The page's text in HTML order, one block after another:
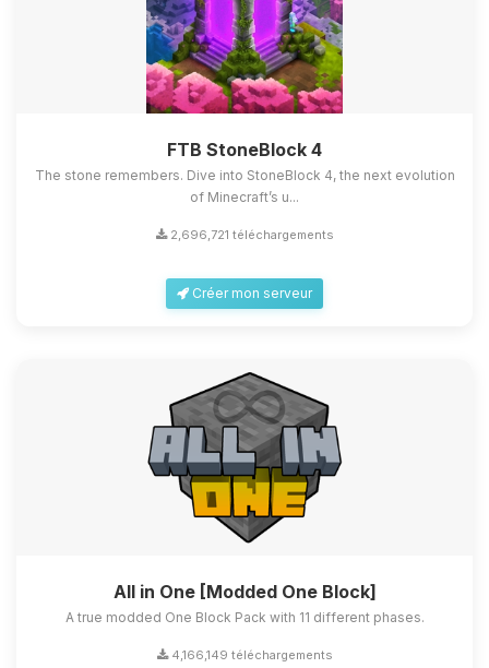
FTB StoneBlock 4
The stone remembers. Dive into StoneBlock 4, the next evolution
of Minecraft’s u...
2,696,721 téléchargements
Créer mon serveur
All in One [Modded One Block]
A true modded One Block Pack with 11 different phases.
4,166,149 téléchargements